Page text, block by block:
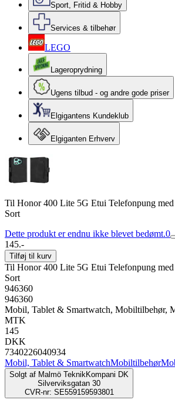
Sport, Fritid & Hobby
Services & tilbehør
LEGO
Lageroprydning
Ugens tilbud - og andre gode priser
Elgigantens Kundeklub
Elgiganten Erhverv
Til Honor 400 Lite 5G Etui Telefonpung
Sort
Dette produkt er endnu ikke blevet bedømt.0
145.-
Tilføj til kurv
Til Honor 400 Lite 5G Etui Telefonpung
Sort
946360
946360
Mobil, Tablet & Smartwatch, Mobiltilbehør,
MTK
145
DKK
7340226040934
Mobil, Tablet & SmartwatchMobiltilbehør
Solgt af Malmö TeknikKompani DK
Silverviksgatan 30
CVR-nr: SE559159593801